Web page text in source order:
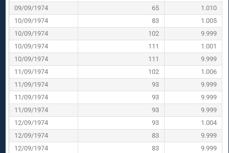
09/09/1974
65
1.010
10/09/1974
83
1.005
10/09/1974
102
9.999
10/09/1974
111
1.001
10/09/1974
111
9.999
11/09/1974
102
1.006
11/09/1974
93
9.999
11/09/1974
93
9.999
11/09/1974
93
9.999
12/09/1974
93
1.004
12/09/1974
83
9.999
12/09/1974
83
9.999